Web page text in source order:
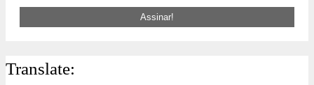
Translate: